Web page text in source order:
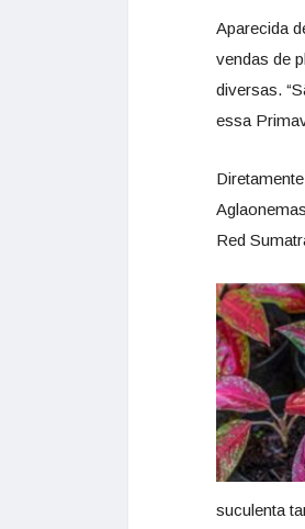
Aparecida
vendas de
diversas.
essa
Red
suculenta